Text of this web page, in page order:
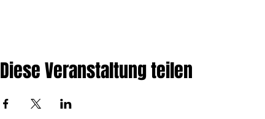
Diese Veranstaltung teilen